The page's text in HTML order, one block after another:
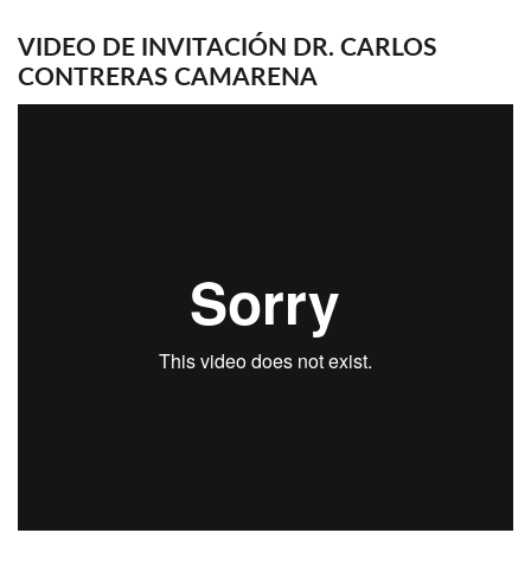
VIDEO DE INVITACIÓN DR. CARLOS
CONTRERAS CAMARENA